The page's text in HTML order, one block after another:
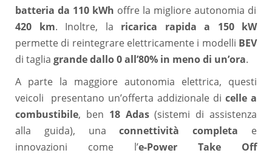
batteria da 110 kWh offre la migliore autonomia di
420 km. Inoltre, la ricarica rapida a 150 kW
permette di reintegrare elettricamente i modelli BEV
di taglia grandedallo 0 all’80% in meno di un’ora.
A parte la maggiore autonomia elettrica, questi
veicoli presentano un’offerta addizionale di celle a
combustibile, ben 18 Adas(sistemi di assistenza
alla guida), unaconnettività completa e
innovazioni come l’e-Power Take Off